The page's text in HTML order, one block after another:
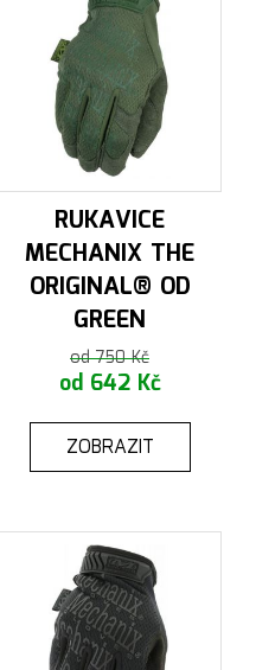
RUKAVICE
MECHANIX THE
ORIGINAL® OD
GREEN
od 750 Kč
od 642 Kč
ZOBRAZIT